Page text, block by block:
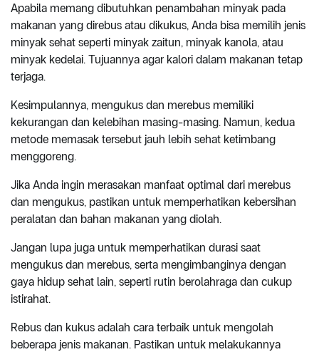
Apabila memang dibutuhkan penambahan minyak pada
makanan yang direbus atau dikukus, Anda bisa memilih jenis
minyak sehat seperti minyak zaitun, minyak kanola, atau
minyak kedelai. Tujuannya agar kalori dalam makanan tetap
terjaga.
Kesimpulannya, mengukus dan merebus memiliki
kekurangan dan kelebihan masing-masing. Namun, kedua
metode memasak tersebut jauh lebih sehat ketimbang
menggoreng.
Jika Anda ingin merasakan manfaat optimal dari merebus
dan mengukus, pastikan untuk memperhatikan kebersihan
peralatan dan bahan makanan yang diolah.
Jangan lupa juga untuk memperhatikan durasi saat
mengukus dan merebus, serta mengimbanginya dengan
gaya hidup sehat lain, seperti rutin berolahraga dan cukup
istirahat.
Rebus dan kukus adalah cara terbaik untuk mengolah
beberapa jenis makanan. Pastikan untuk melakukannya